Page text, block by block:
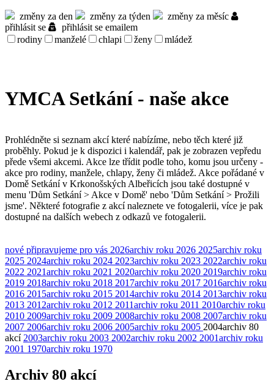
změny za den změny za týden
změny za měsíc
přihlásit se
přihlásit se emailem
rodiny
manželé chlapi ženy mládež
YMCA Setkání - naše akce
Prohlédněte si seznam akcí které nabízíme, nebo těch které již
proběhly. Pokud je k dispozici i kalendář, pak je zobrazen vepředu
přede všemi akcemi. Akce lze třídit podle toho, komu jsou určeny -
akce pro rodiny, manžele, chlapy, ženy či mládež. Akce pořádané v
Domě Setkání v Krkonošských Albeřicích jsou také dostupné v
menu 'Dům Setkání > Akce v Domě' nebo 'Dům Setkání > Prožili
jsme'. Některé fotografie z akcí naleznete ve fotogalerii, více je pak
dostupné na dalších webech z odkazů ve fotogalerii.
nové připravujeme pro vás 2026archiv roku 2026 2025archiv roku
2025 2024archiv roku 2024 2023archiv roku 2023 2022archiv roku
2022 2021archiv roku 2021 2020archiv roku 2020 2019archiv roku
2019 2018archiv roku 2018 2017archiv roku 2017 2016archiv roku
2016 2015archiv roku 2015 2014archiv roku 2014 2013archiv roku
2013 2012archiv roku 2012 2011archiv roku 2011 2010archiv roku
2010 2009archiv roku 2009 2008archiv roku 2008 2007archiv roku
2007 2006archiv roku 2006 2005archiv roku 2005 2004archiv 80
akcí 2003archiv roku 2003 2002archiv roku 2002 2001archiv roku
2001 1970archiv roku 1970
Archiv 80 akcí